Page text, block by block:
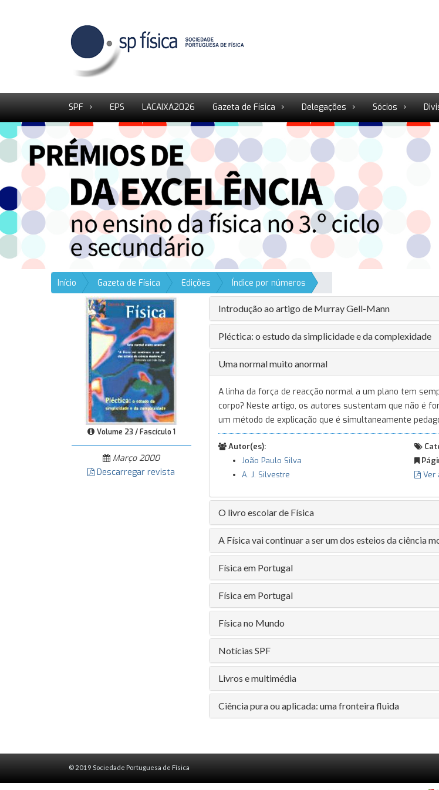
SPF EPS LACAIXA2026 Gazeta de Física Delegações Sócios
Início Gazeta de Física Edições Índice por números
Volume 23 / Fascículo 1
Março 2000
Descarregar revista
Introdução ao artigo de Murray Gell-Mann
Pléctica: o estudo da simplicidade e da complexidade
Uma normal muito anormal
A linha da força de reacção normal a um plano tem
corpo? Neste artigo, os autores sustentam que não é
um método de explicação que é simultaneamente
Autor(es):
João Paulo Silva
A. J. Silvestre
Ver
O livro escolar de Física
A Física vai continuar a ser um dos esteios da ciência
Física em Portugal
Física em Portugal
Física no Mundo
Notícias SPF
Livros e multimédia
Ciência pura ou aplicada: uma fronteira fluida
© 2019 Sociedade Portuguesa de Física